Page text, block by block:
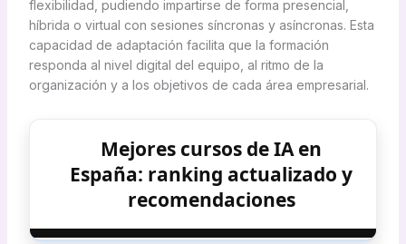
flexibilidad, pudiendo impartirse de forma presencial,
híbrida o virtual con sesiones síncronas y asíncronas. Esta
capacidad de adaptación facilita que la formación
responda al nivel digital del equipo, al ritmo de la
organización y a los objetivos de cada área empresarial.
Mejores cursos de IA en
España: ranking actualizado y
recomendaciones